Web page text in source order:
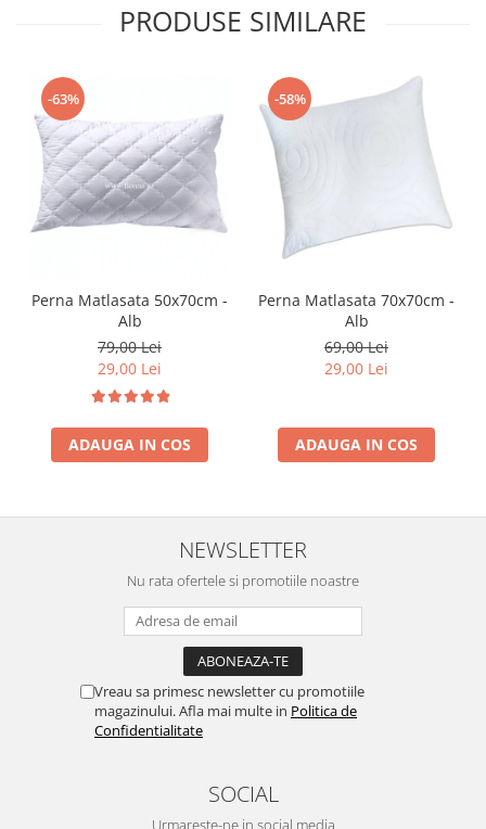
PRODUSE SIMILARE
-63%
Perna Matlasata 50x70cm -
Alb
79,00 Lei
29,00 Lei
ADAUGA IN COS
-58%
Perna Matlasata 70x70cm -
Alb
69,00 Lei
29,00 Lei
ADAUGA IN COS
NEWSLETTER
Nu rata ofertele si promotiile noastre
Vreau sa primesc newsletter cu promotiile
magazinului. Afla mai multe in Politica de
Confidentialitate
SOCIAL
Urmareste-ne in social media